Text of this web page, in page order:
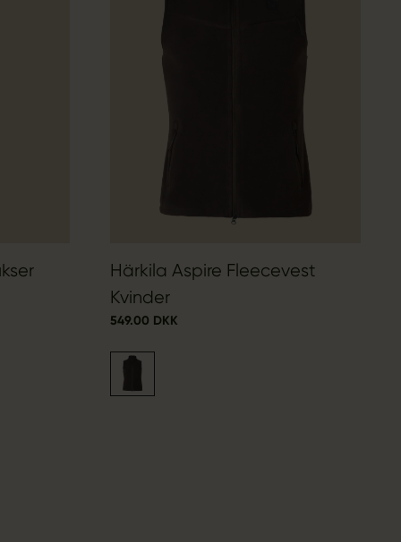
Härkila Aspire Fleecevest
Kvinder
549.00 DKK